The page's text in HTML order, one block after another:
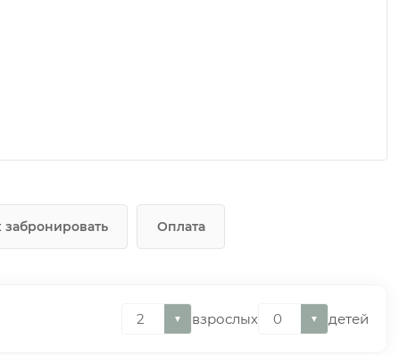
забронировать Оплата
▼ взрослых ▼ детей